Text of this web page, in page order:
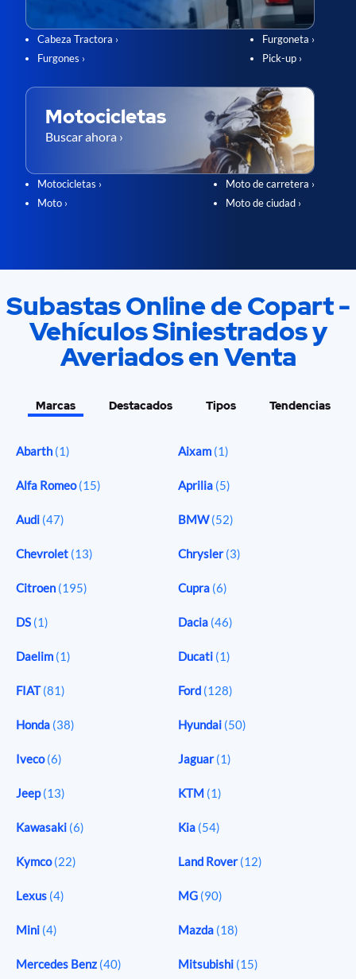
Cabeza Tractora ›
Furgones ›
Furgoneta ›
Pick-up ›
Motocicletas
Buscar ahora ›
Motocicletas ›
Moto ›
Moto de carretera ›
Moto de ciudad ›
Subastas Online de Copart -
Vehículos Siniestrados y
Averiados en Venta
Marcas Destacados Tipos Tendencias
Abarth (1) Aixam (1)
Alfa Romeo(15) Aprilia (5)
Audi (47) BMW(52)
Chevrolet (13) Chrysler(3)
Citroen (195) Cupra (6)
DS (1) Dacia (46)
Daelim (1) Ducati (1)
FIAT(81) Ford (128)
Honda (38) Hyundai (50)
Iveco(6) Jaguar(1)
Jeep(13) KTM (1)
Kawasaki (6) Kia (54)
Kymco(22) Land Rover(12)
Lexus (4) MG (90)
Mini (4) Mazda (18)
Mercedes Benz (40) Mitsubishi (15)